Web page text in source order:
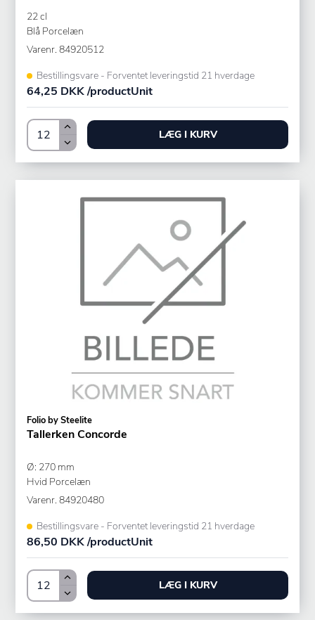
22 cl
Blå Porcelæn
Varenr. 84920512
Bestillingsvare - Forventet leveringstid 21 hverdage
64,25 DKK /productUnit
LÆG I KURV
Folio by Steelite
Tallerken Concorde
Ø: 270 mm
Hvid Porcelæn
Varenr. 84920480
Bestillingsvare - Forventet leveringstid 21 hverdage
86,50 DKK /productUnit
LÆG I KURV